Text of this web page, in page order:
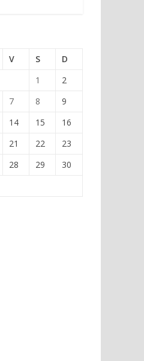
V S
D
1
2
7 8
9
14 15
16
21 22
23
28 29
30